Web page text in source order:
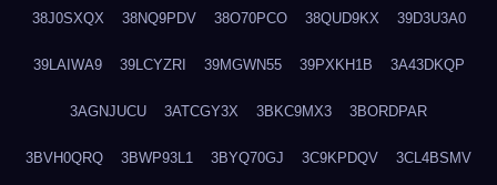
38J0SXQX 38NQ9PDV 38O70PCO 38QUD9KX 39D3U3A0
39LAIWA9 39LCYZRI 39MGWN55 39PXKH1B 3A43DKQP
3AGNJUCU 3ATCGY3X 3BKC9MX3 3BORDPAR
3BVH0QRQ 3BWP93L1 3BYQ70GJ 3C9KPDQV 3CL4BSMV